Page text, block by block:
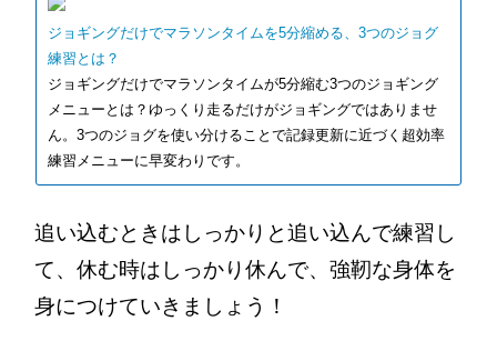
ジョギングだけでマラソンタイムを5分縮める、3つのジョグ
練習とは？
ジョギングだけでマラソンタイムが5分縮む3つのジョギング
メニューとは？ゆっくり走るだけがジョギングではありませ
ん。3つのジョグを使い分けることで記録更新に近づく超効率
練習メニューに早変わりです。
追い込むときはしっかりと追い込んで練習し
て、休む時はしっかり休んで、強靭な身体を
身につけていきましょう！